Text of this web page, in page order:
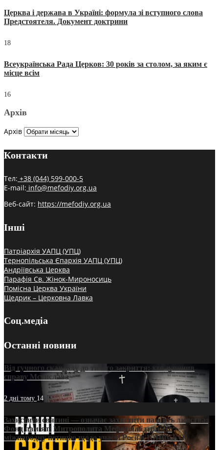
Церква і держава в Україні: формула зі вступного слова
Предстоятеля. Документ доктрини
18
Всеукраїнська Рада Церков: 30 років за столом, за яким є
місце всім
16
Архів
Архів
Контакти
Тел: +38 (044) 599-000-5
E-mail: info@mefodiy.org.ua
Веб-сайт: https://mefodiy.org.ua
Інші
Патріархія УАПЦ (УПЦ)
Тернопільська Єпархія УАПЦ (УПЦ)
Андріївська Церква
Парафія Св. Жінок-Мироносиць
Помісна Церква України
Щедрик – Церковна Лавка
Соц.медіа
Останні новини
Від гучного скандалу до тихого закриття: хто зупинив
справу Мстислава
2 дні тому 14
Захистити святині — означає захистити пам’ять людства:
Фонд пам’яті Митрополита Мефодія підтримує
міжнародну петицію щодо участі Росії в ЮНЕСКО